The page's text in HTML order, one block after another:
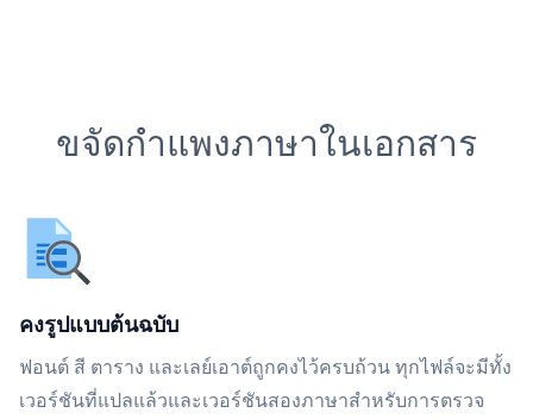
ขจัดกำแพงภาษาในเอกสาร
คงรูปแบบต้นฉบับ
ฟอนต์ สี ตาราง และเลย์เอาต์ถูกคงไว้ครบถ้วน ทุกไฟล์จะมีทั้ง
เวอร์ชันที่แปลแล้วและเวอร์ชันสองภาษาสำหรับการตรวจ